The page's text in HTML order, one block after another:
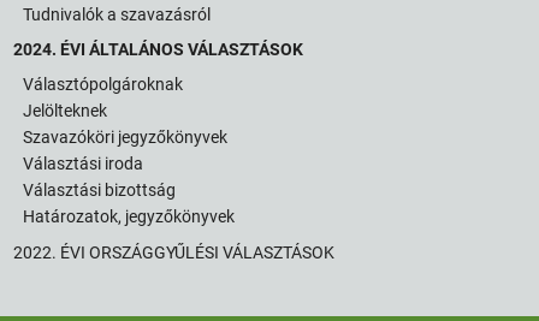
Tudnivalók a szavazásról
2024. ÉVI ÁLTALÁNOS VÁLASZTÁSOK
Választópolgároknak
Jelölteknek
Szavazóköri jegyzőkönyvek
Választási iroda
Választási bizottság
Határozatok, jegyzőkönyvek
2022. ÉVI ORSZÁGGYŰLÉSI VÁLASZTÁSOK